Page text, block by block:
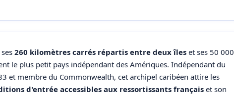
260 kilomètres carrés répartis entre deux îles et ses 50 000
le plus petit pays indépendant des Amériques. Indépendant du
et membre du Commonwealth, cet archipel caribéen attire les
d'entrée accessibles aux ressortissants français et son